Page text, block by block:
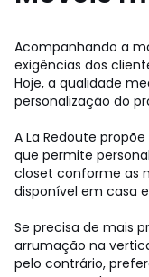
Acompanhando a
exigências dos
Hoje, a qualidade
personalização do
A La Redoute
que permite
closet conforme as
disponível em casa
Se precisa de mais
arrumação na
pelo contrário,